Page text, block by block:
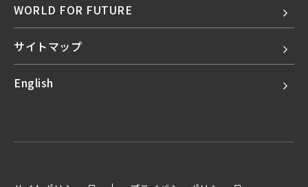
WORLD FOR FUTURE
サイトマップ
English